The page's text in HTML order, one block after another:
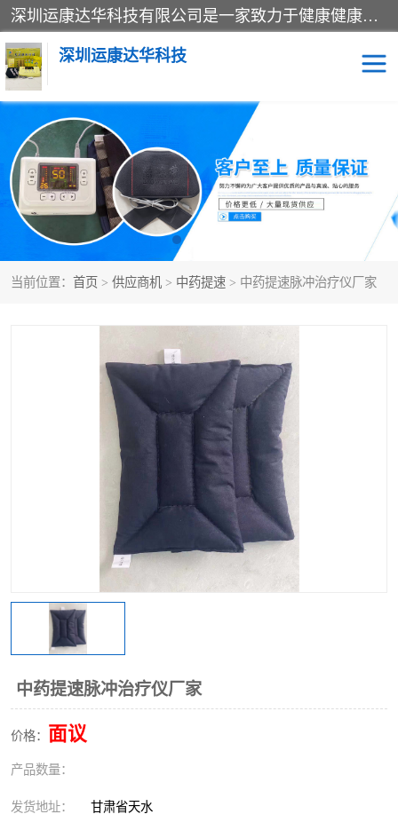
深圳运康达华科技有限公司是一家致力于健康健康产业的现代化企业，已经走过了15个春秋，开创了中医外用发展的新未来，是专业从事中医医疗仪器的研发、生产、销售、服务为一体的子公司，在医疗器械的设计、开发和生产方面率先引进国际先进技术和好的科技人员，先后开发出了场效应治疗仪、多功能治疗仪、颈椎治疗仪、腰椎治疗仪、增效垫等多个系列。
深圳运康达华科技
当前位置： 首页 > 供应商机 > 中药提速 > 中药提速脉冲治疗仪厂家
中药提速脉冲治疗仪厂家
价格： 面议
产品数量：
发货地址： 甘肃省天水
多功能治疗仪 中药提速
中低频治疗仪 脉冲治疗仪
**腺治疗仪